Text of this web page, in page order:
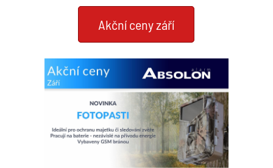
Akční ceny září